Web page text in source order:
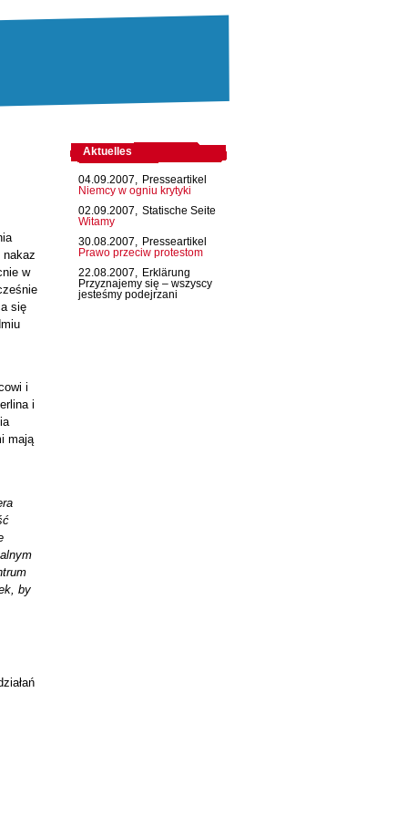
nakaz
w
się
i
i
mają
by
Aktuelles
04.09.2007,
Presseartikel
Niemcy w ogniu krytyki
02.09.2007,
Statische Seite
Witamy
30.08.2007,
Presseartikel
Prawo przeciw protestom
22.08.2007,
Erklärung
Przyznajemy się – wszyscy
jesteśmy podejrzani